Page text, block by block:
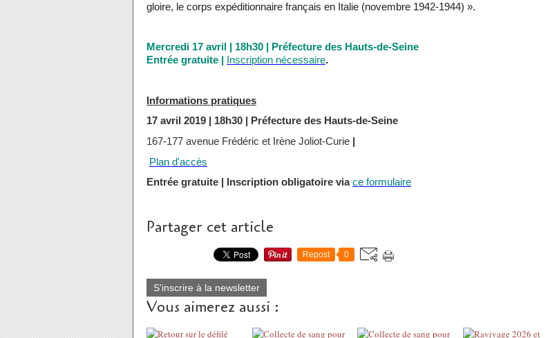
gloire, le corps expéditionnaire français en Italie (novembre 1942-1944) ».
Mercredi 17 avril | 18h30 | Préfecture des Hauts-de-Seine
Entrée gratuite |
Inscription nécessaire.
Informations pratiques
17 avril 2019 | 18h30 | Préfecture des Hauts-de-Seine
167-177 avenue Frédéric et Irène Joliot-Curie
Plan d'accès
Entrée gratuite | Inscription obligatoire viace formulaire
Partager cet article
Repost 0
S'inscrire à la newsletter
Vous aimerez aussi :